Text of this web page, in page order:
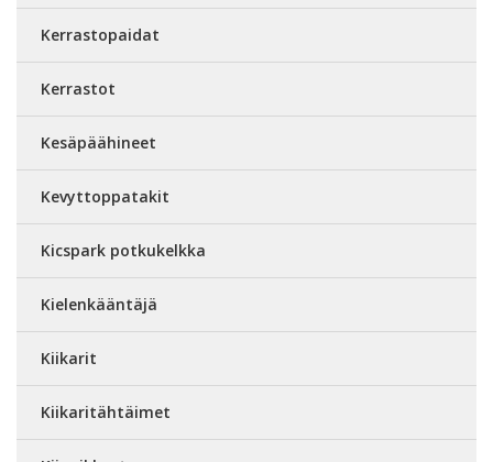
Kerrastopaidat
Kerrastot
Kesäpäähineet
Kevyttoppatakit
Kicspark potkukelkka
Kielenkääntäjä
Kiikarit
Kiikaritähtäimet